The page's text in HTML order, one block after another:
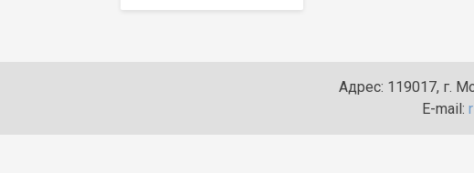
Адрес: 119017, г.
E-mail: